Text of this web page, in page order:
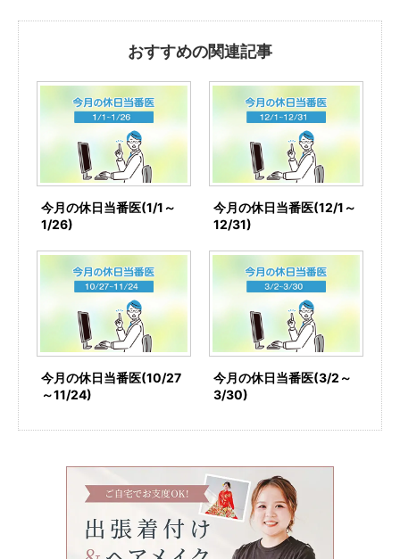
おすすめの関連記事
今月の休日当番医(1/1～
1/26)
今月の休日当番医(12/1～
12/31)
今月の休日当番医(10/27
～11/24)
今月の休日当番医(3/2～
3/30)